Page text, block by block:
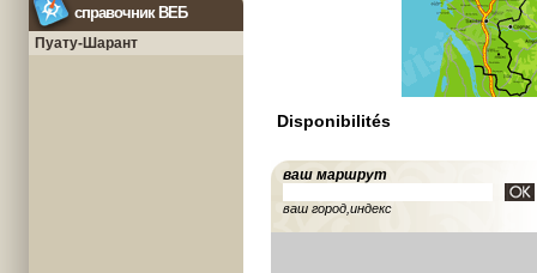
справочник ВЕБ
Пуату-Шарант
Disponibilités
ваш маршрут
ваш город,индекс